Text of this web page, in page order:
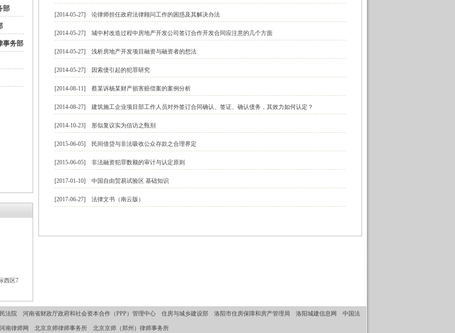
部
事务部
西区7
[2014-05-27] 论律师担任政府法律顾问工作的困惑及其解决办法
[2014-05-27] 城中村改造过程中房地产开发公司签订合作开发合同应注意的几个方面
[2014-05-27] 浅析房地产开发项目融资与融资者的想法
[2014-05-27] 因索债引起的犯罪研究
[2014-08-11] 蔡某诉杨某财产损害赔偿案的案例分析
[2014-08-27] 建筑施工企业项目部工作人员对外签订合同确认、签证、确认债务，其效力如何认定？
[2014-10-23] 形似复议实为信访之甄别
[2015-06-05] 民间借贷与非法吸收公众存款之合理界定
[2015-06-05] 非法融资犯罪数额的审计与认定原则
[2017-01-10] 中国自由贸易试验区 基础知识
[2017-06-27] 法律文书（南云版）
法院 河南省财政厅政府和社会资本合作（PPP）管理中心 住房与城乡建设部 洛阳市住房保障和房产管理局 洛阳城建信息网 中国法
河南律师网 北京京师律师事务所 北京京师（郑州）律师事务所